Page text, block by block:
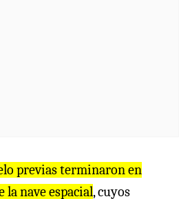
previas terminaron en
la nave espacial, cuyos